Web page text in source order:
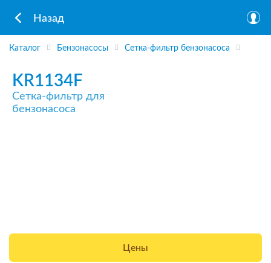
Назад
Каталог Бензонасосы Сетка-фильтр бензонасоса
KR1134F
Сетка-фильтр для
бензонасоса
Цены